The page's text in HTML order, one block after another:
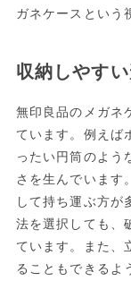
ガネケースという
収納しやす
無印良品のメガネ
ています。例えば
ったい円筒のよう
さを生んでいます
して持ち運ぶ方が
法を選択しても、
ています。また、
ることもできるよ